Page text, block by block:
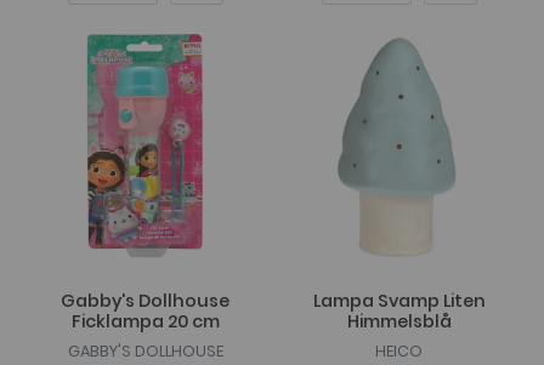
Gabby's Dollhouse
Ficklampa 20 cm
GABBY'S DOLLHOUSE
Lampa Svamp Liten
Himmelsblå
HEICO